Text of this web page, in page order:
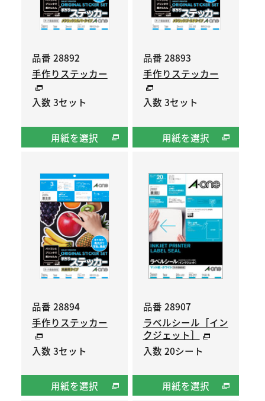
品番 28892
手作りステッカー
入数 3セット
用紙を選択
品番 28893
手作りステッカー
入数 3セット
用紙を選択
品番 28894
手作りステッカー
入数 3セット
用紙を選択
品番 28907
ラベルシール［イン
クジェット］
入数 20シート
用紙を選択